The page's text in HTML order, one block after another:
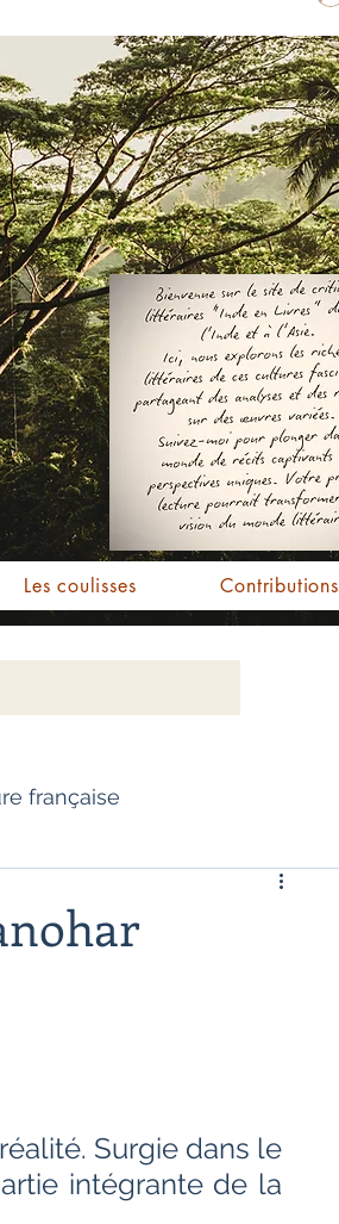
Les coulisses Contributions
française
Littérature pendjabi
Surgie dans le
intégrante de la